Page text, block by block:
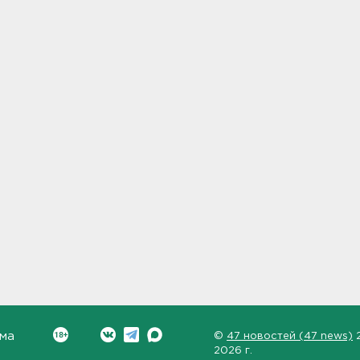
© 47 новостей (47 news)
2026 г.